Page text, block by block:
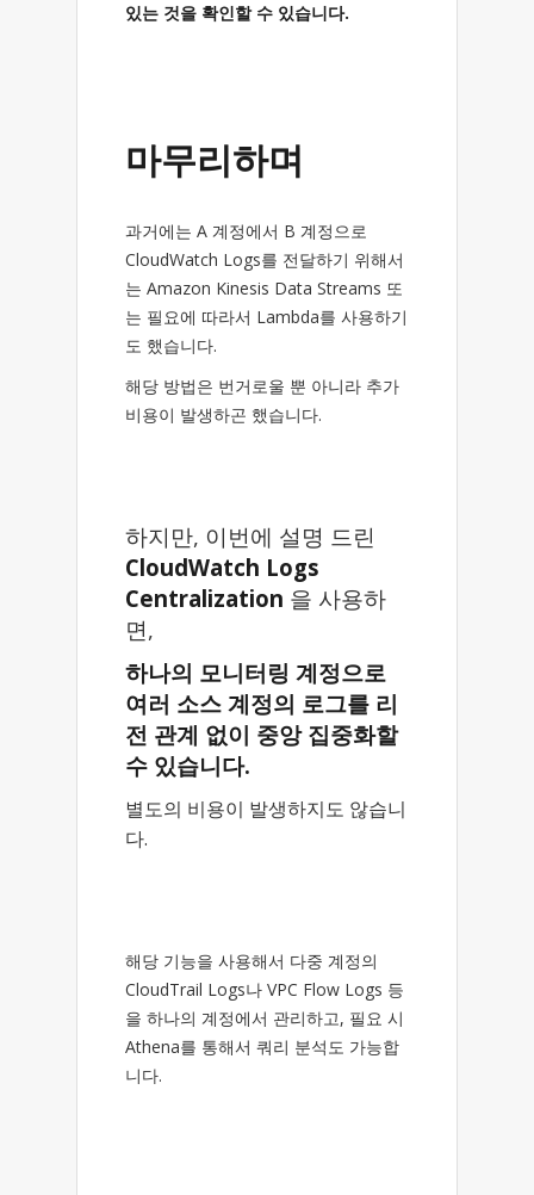
있는 것을 확인할 수 있습니다.
마무리하며
과거에는 A 계정에서 B 계정으로
CloudWatch Logs를 전달하기 위해서
는 Amazon Kinesis Data Streams 또
는 필요에 따라서 Lambda를 사용하기
도 했습니다.
해당 방법은 번거로울 뿐 아니라 추가
비용이 발생하곤 했습니다.
하지만, 이번에 설명 드린
CloudWatch Logs
Centralization 을 사용하
면,
하나의 모니터링 계정으로
여러 소스 계정의 로그를 리
전 관계 없이 중앙 집중화할
수 있습니다.
별도의 비용이 발생하지도 않습니
다.
해당 기능을 사용해서 다중 계정의
CloudTrail Logs나 VPC Flow Logs 등
을 하나의 계정에서 관리하고, 필요 시
Athena를 통해서 쿼리 분석도 가능합
니다.